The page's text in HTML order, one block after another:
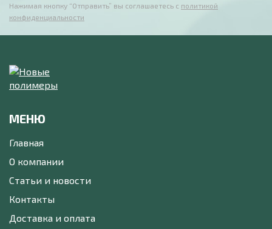
Нажимая кнопку “Отправить” вы соглашаетесь с политикой
конфиденциальности
МЕНЮ
Главная
О компании
Статьи и новости
Контакты
Доставка и оплата